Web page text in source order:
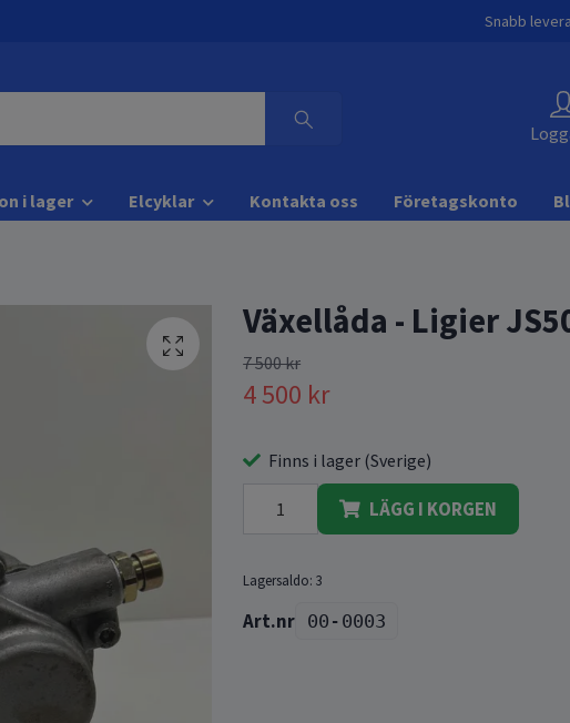
Snabb
i lager Elcyklar Kontakta oss Företagskonto
Växellåda - Ligier
7 500 kr
4 500 kr
Finns i lager (Sverige)
LÄGG I KORGEN
Lagersaldo: 3
00-0003